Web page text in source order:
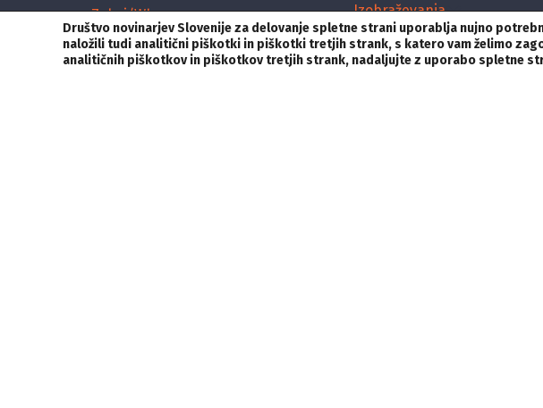
Zakaj/Why
Arhiv / Archive
Izobraževanja
Nagrade
Razpisi
Društvo novinarjev Slovenije za delovanje spletne strani uporablja nujno
naložili tudi analitični piškotki in piškotki tretjih strank, s katero vam želimo
analitičnih piškotkov in piškotkov tretjih strank, nadaljujte z uporabo spletne